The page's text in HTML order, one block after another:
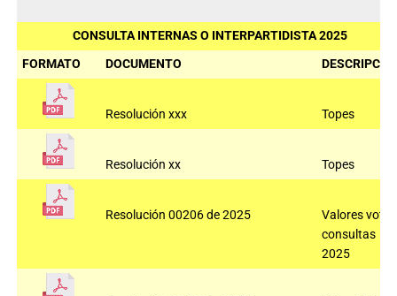
CONSULTA INTERNAS O INTERPARTIDISTA 2025
FORMATO
DOCUMENTO
Resolución xxx Topes
Resolución xx Topes
Resolución 00206 de 2025
Valores votos
consultas
2025